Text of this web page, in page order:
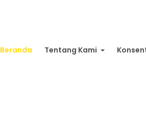
Beranda Tentang Kami